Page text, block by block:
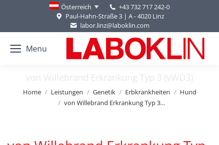
Österreich
+43 732 717 242-0
Paul-Hahn-Straße 3 | A - 4020 Linz
labor.linz@laboklin.com
Menu
von Willebrand Erkrankung Typ 3 (vWD3)
You are here:
Home Leistungen Genetik Erbkrankheiten
Hund
von Willebrand Erkrankung Typ 3…